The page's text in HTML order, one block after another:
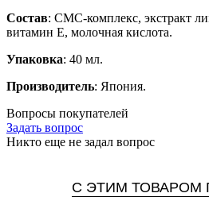
Состав: СМС-комплекс, экстракт
витамин Е, молочная кислота.
Упаковка: 40 мл.
Производитель: Япония.
Вопросы покупателей
Задать вопрос
Никто еще не задал вопрос
С ЭТИМ ТОВАРОМ